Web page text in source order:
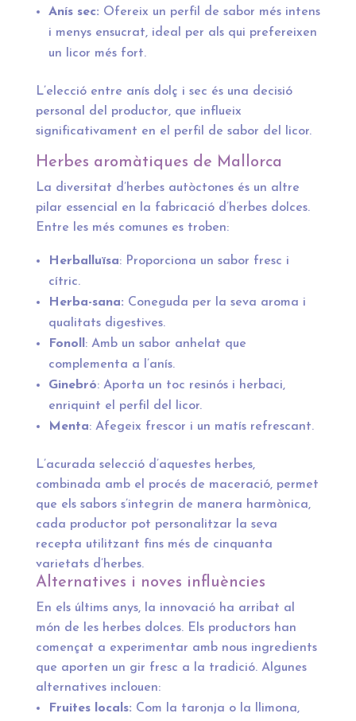
Anís sec: Ofereix un perfil de sabor més intens
i menys ensucrat, ideal per als qui prefereixen
un licor més fort.
L’elecció entre anís dolç i sec és una decisió
personal del productor, que influeix
significativament en el perfil de sabor del licor.
Herbes aromàtiques de Mallorca
La diversitat d’herbes autòctones és un altre
pilar essencial en la fabricació d’herbes dolces.
Entre les més comunes es troben:
Herballuïsa: Proporciona un sabor fresc i
cítric.
Herba-sana: Coneguda per la seva aroma i
qualitats digestives.
Fonoll : Amb un sabor anhelat que
complementa a l’anís.
Ginebró: Aporta un toc resinós i herbaci,
enriquint el perfil del licor.
Menta: Afegeix frescor i un matís refrescant.
L’acurada selecció d’aquestes herbes,
combinada amb el procés de maceració, permet
que els sabors s’integrin de manera harmònica,
cada productor pot personalitzar la seva
recepta utilitzant fins més de cinquanta
varietats d’herbes.
Alternatives i noves influències
En els últims anys, la innovació ha arribat al
món de les herbes dolces. Els productors han
començat a experimentar amb nous ingredients
que aporten un gir fresc a la tradició. Algunes
alternatives inclouen:
Fruites locals: Com la taronja o la llimona,